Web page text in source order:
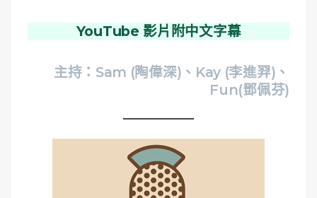
YouTube 影片附中文字幕
主持：Sam (陶偉深)、Kay (李進羿)、
Fun(鄧佩芬)